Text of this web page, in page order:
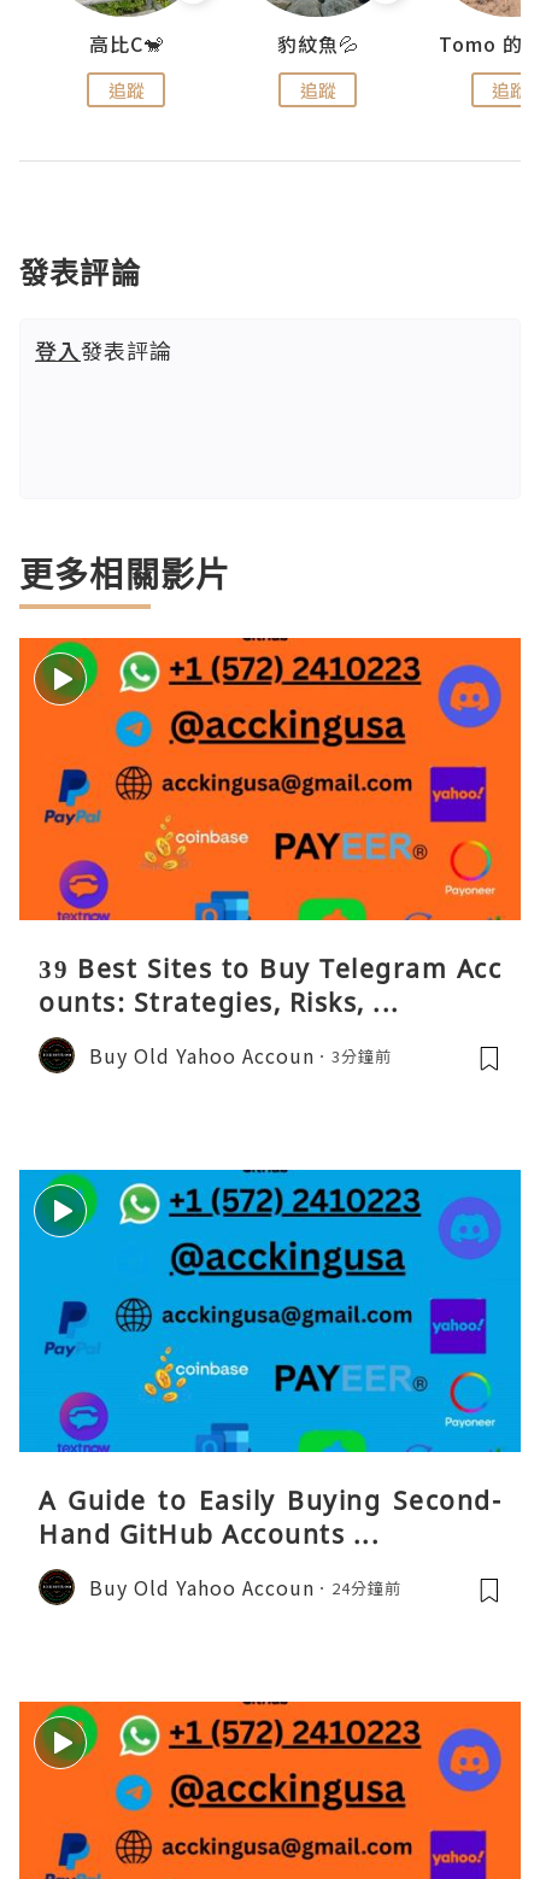
高比C🐒
追蹤
豹紋魚💦
追蹤 追蹤
發表評論
登入發表評論
更多相關影片
39 Best Sites to Buy Telegram Acc
ounts: Strategies, Risks, ...
Buy Old Yahoo Accoun 3分鐘前
A Guide to Easily Buying Second-
Hand GitHub Accounts ...
Buy Old Yahoo Accoun 24分鐘前